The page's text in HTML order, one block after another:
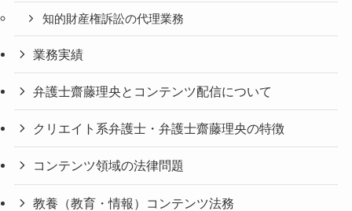
知的財産権訴訟の代理業務
業務実績
弁護士齋藤理央とコンテンツ配信について
クリエイト系弁護士・弁護士齋藤理央の特徴
コンテンツ領域の法律問題
教養（教育・情報）コンテンツ法務